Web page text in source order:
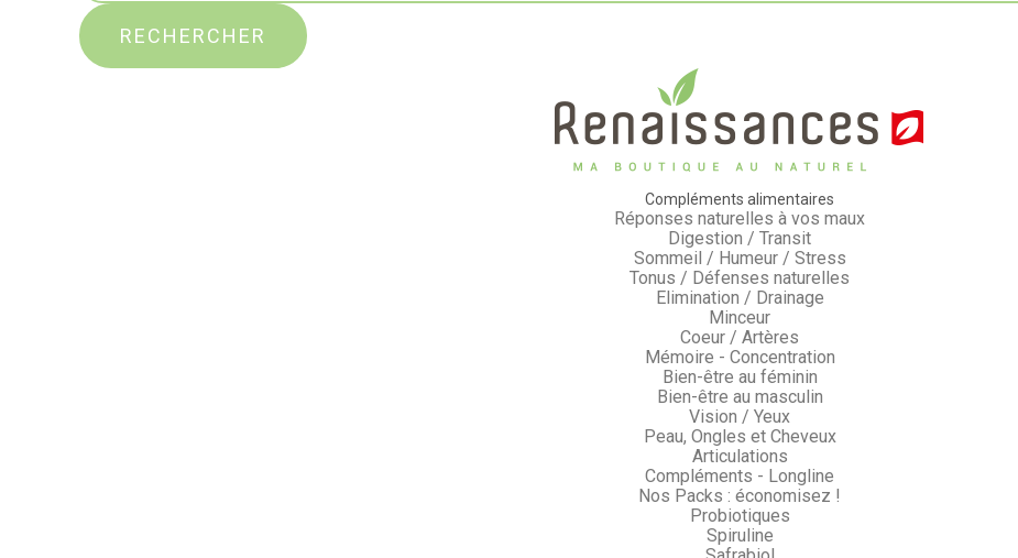
RECHERCHER
Compléments alimentaires
Réponses naturelles à vos maux
Digestion / Transit
Sommeil / Humeur / Stress
Tonus / Défenses naturelles
Elimination / Drainage
Minceur
Coeur / Artères
Mémoire - Concentration
Bien-être au féminin
Bien-être au masculin
Vision / Yeux
Peau, Ongles et Cheveux
Articulations
Compléments - Longline
Nos Packs : économisez !
Probiotiques
Spiruline